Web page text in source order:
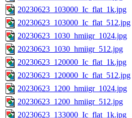
20230623_103000_Ic_flat_1k.jpg
20230623_103000_Ic_flat_512.jpg
20230623_1030_hmiigr_1024.jpg
20230623_1030_hmiigr_512.jpg
20230623_120000_Ic_flat_1k.jpg
20230623_120000_Ic_flat_512.jpg
20230623_1200_hmiigr_1024.jpg
20230623_1200_hmiigr_512.jpg
20230623_133000_Ic_flat_1k.jpg